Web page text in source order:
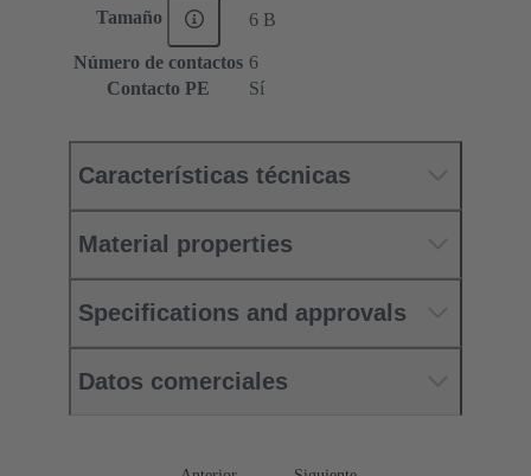
Tamaño 6 B
Número de contactos 6
Contacto PE
Sí
Características técnicas
Material properties
Specifications and approvals
Datos comerciales